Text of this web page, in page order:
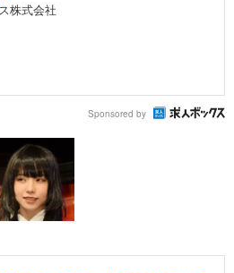
株式会社
Sponsored by